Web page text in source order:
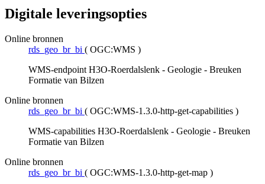
Digitale leveringsopties
Online bronnen
rds_geo_br_bi ( OGC:WMS )
WMS-endpoint H3O-Roerdalslenk - Geologie - Breuken
Formatie van Bilzen
Online bronnen
rds_geo_br_bi ( OGC:WMS-1.3.0-http-get-capabilities )
WMS-capabilities H3O-Roerdalslenk - Geologie - Breuken
Formatie van Bilzen
Online bronnen
rds_geo_br_bi ( OGC:WMS-1.3.0-http-get-map )